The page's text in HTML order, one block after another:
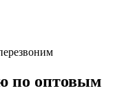
по оптовым